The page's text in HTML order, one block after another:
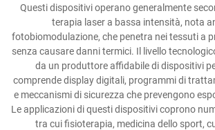
Questi dispositivi operano generalmente
terapia laser a bassa intensità, nota
fotobiomodulazione, che penetra nei tessuti a
senza causare danni termici. Il livello
da un produttore affidabile di dispositivi
comprende display digitali, programmi di
e meccanismi di sicurezza che prevengono
Le applicazioni di questi dispositivi coprono
tra cui fisioterapia, medicina dello sport,